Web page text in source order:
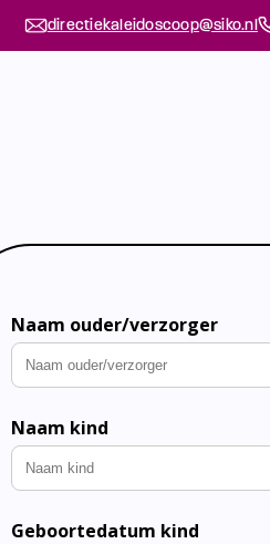
directiekaleidoscoop@siko.nl
Naam ouder/verzorger
Naam kind
Geboortedatum kind